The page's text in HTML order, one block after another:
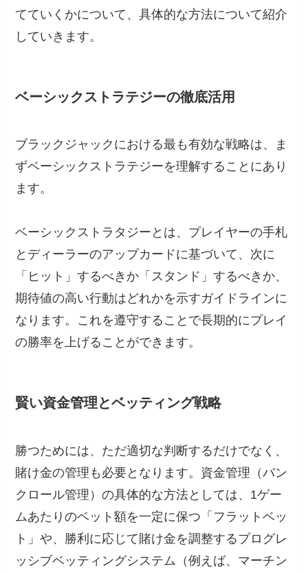
てていくかについて、具体的な方法について紹介
していきます。
ベーシックストラテジーの徹底活用
ブラックジャックにおける最も有効な戦略は、ま
ずベーシックストラテジーを理解することにあり
ます。
ベーシックストラタジーとは、プレイヤーの手札
とディーラーのアップカードに基づいて、次に
「ヒット」するべきか「スタンド」するべきか、
期待値の高い行動はどれかを示すガイドラインに
なります。これを遵守することで長期的にプレイ
の勝率を上げることができます。
賢い資金管理とベッティング戦略
勝つためには、ただ適切な判断するだけでなく、
賭け金の管理も必要となります。資金管理（バン
クロール管理）の具体的な方法としては、1ゲー
ムあたりのベット額を一定に保つ「フラットベッ
ト」や、勝利に応じて賭け金を調整するプログレ
ッシブベッティングシステム（例えば、マーチン